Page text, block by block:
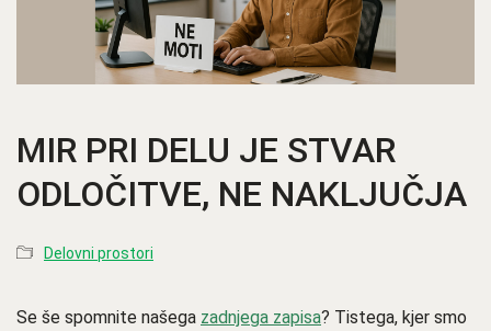
MIR PRI DELU JE STVAR
ODLOČITVE, NE NAKLJUČJA
Delovni prostori
Se še spomnite našega zadnjega zapisa? Tistega, kjer smo